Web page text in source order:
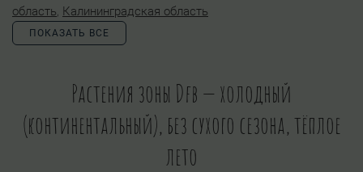
область, Калининградская область
ПОКАЗАТЬ ВСЕ
Растения зоны Dfb — холодный
(континентальный), без сухого сезона, тёплое
лето